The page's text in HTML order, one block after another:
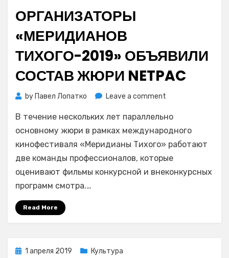
ОРГАНИЗАТОРЫ
«МЕРИДИАНОВ
ТИХОГО-2019» ОБЪЯВИЛИ
СОСТАВ ЖЮРИ NETPAC
by Павел Лопатко Leave a comment
«Меридианов
Тихого-2019»
объявили
жюри
NETPAC
В течение нескольких лет параллельно
основному жюри в рамках международного
кинофестиваля «Меридианы Тихого» работают
две команды профессионалов, которые
оценивают фильмы конкурсной и внеконкурсных
программ смотра.…
Read More
Posted
1 апреля 2019 Культура